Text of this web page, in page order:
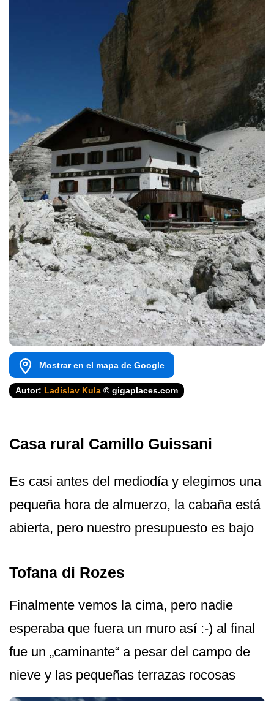
Mostrar en el mapa de Google
Autor: Ladislav Kula © gigaplaces.com
Casa rural Camillo Guissani
Es casi antes del mediodía y elegimos una
pequeña hora de almuerzo, la cabaña está
abierta, pero nuestro presupuesto es bajo
Tofana di Rozes
Finalmente vemos la cima, pero nadie
esperaba que fuera un muro así :-) al final
fue un „caminante“ a pesar del campo de
nieve y las pequeñas terrazas rocosas